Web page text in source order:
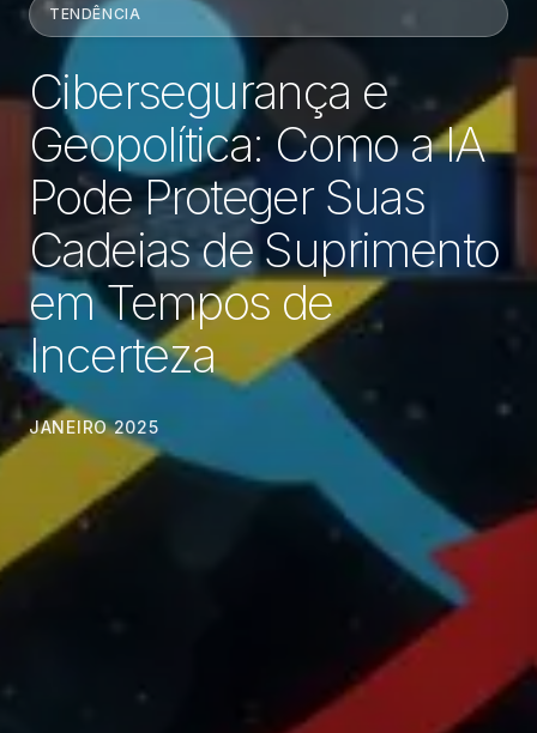
TENDÊNCIA
Cibersegurança e
Geopolítica: Como a IA
Pode Proteger Suas
Cadeias de Suprimento
em Tempos de
Incerteza
JANEIRO 2025